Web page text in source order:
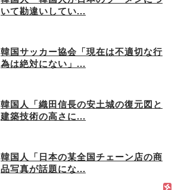
いて勘違いしてい...
韓国サッカー協会「現在は不適切な行
為は絶対にない」...
韓国人「織田信長の安土城の復元図と
建築技術の高さに...
韓国人「日本の某全国チェーン店の商
品写真が話題にな...